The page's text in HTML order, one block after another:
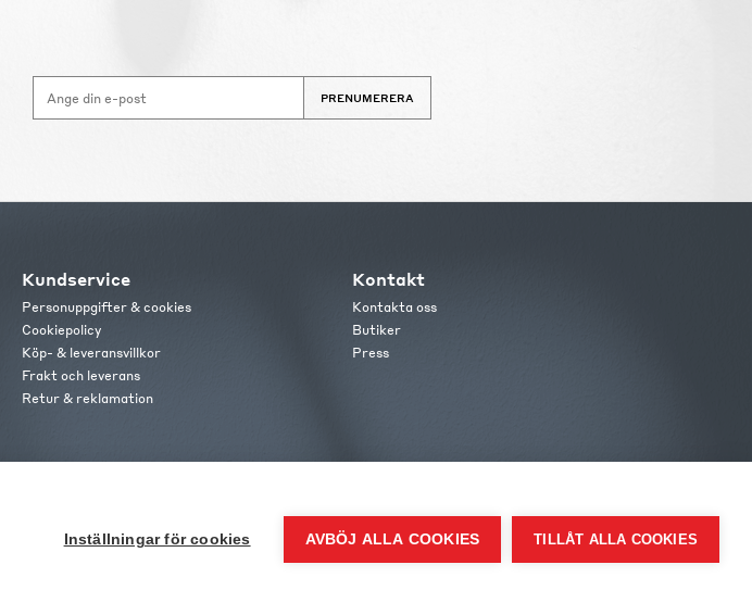
PRENUMERERA
Kundservice
Personuppgifter & cookies
Cookiepolicy
Köp- & leveransvillkor
Frakt och leverans
Retur & reklamation
Kontakt
Kontakta oss
Butiker
Press
Inställningar för cookies AVBÖJ ALLA COOKIES TILLÅT ALLA COOKIES